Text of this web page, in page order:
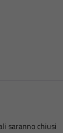
saranno chiusi